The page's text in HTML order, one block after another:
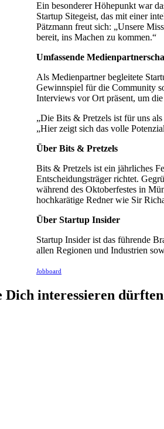
Ein besonderer Höhepunkt war
Startup Sitegeist, das mit einer
Pätzmann freut sich: „Unsere
bereit, ins Machen zu kommen.“
Umfassende
Als Medienpartner begleitete
Gewinnspiel für die Community
Interviews vor Ort präsent, um
„Die Bits & Pretzels ist für uns
„Hier zeigt sich das volle
Über Bits & Pretzels
Bits & Pretzels ist ein jährliches
Entscheidungsträger richtet.
während des Oktoberfestes in
hochkarätige Redner wie Sir
Über Startup Insider
Startup Insider ist das führende
allen Regionen und Industrien
Jobboard
interessieren dürften